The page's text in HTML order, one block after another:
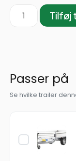
Tilføj
Passer på
Se hvilke trailer